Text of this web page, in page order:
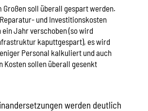
Großen soll überall gespart werden.
und Investitionskosten
ein Jahr verschoben (so wird
kaputtgespart), es wird
Personal kalkuliert und auch
Kosten sollen überall gesenkt
werden deutlich